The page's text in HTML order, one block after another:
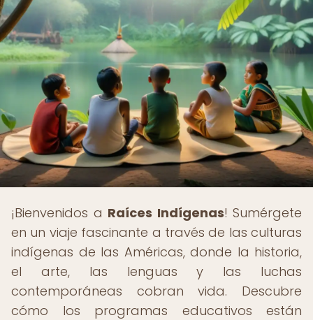
¡Bienvenidos a Raíces Indígenas! Sumérgete
en un viaje fascinante a través de las culturas
indígenas de las Américas, donde la historia,
el arte, las lenguas y las luchas
contemporáneas cobran vida. Descubre
cómo los programas educativos están